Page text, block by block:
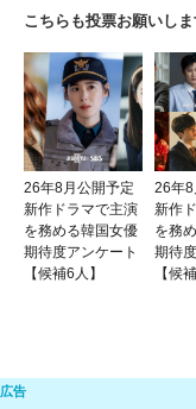
こちらも投票お願いしま
26年8月公開予定
新作ドラマで主演
を務める韓国女優
期待度アンケート
【候補6人】
26年8
新作
を務
期待
【候